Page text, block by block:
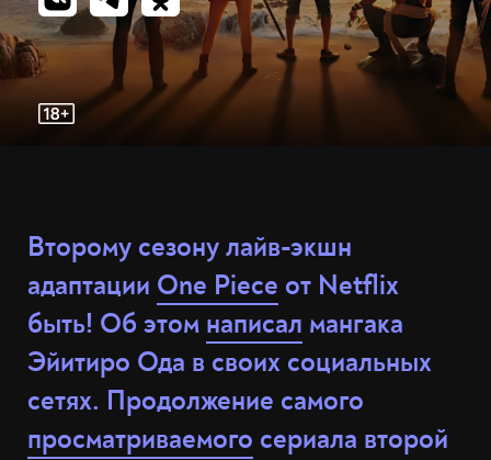
Второму сезону лайв-экшн
адаптации One Piece от Netflix
быть! Об этом написал мангака
Эйитиро Ода в своих социальных
сетях. Продолжение самого
просматриваемого сериала второй